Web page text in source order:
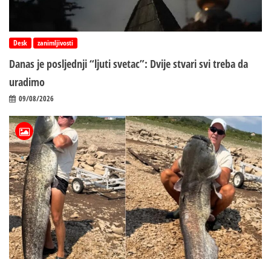
Desk zanimljivosti
Danas je posljednji “ljuti svetac”: Dvije stvari svi treba da
uradimo
09/08/2026